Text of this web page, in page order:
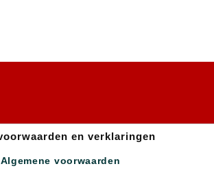
en verklaringen
Algemene voorwaarden